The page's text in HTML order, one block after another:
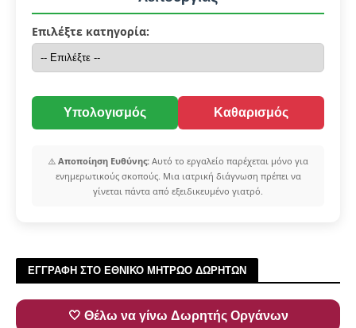
Επιλέξτε κατηγορία:
Υπολογισμός Καθαρισμός
⚠️ Αποποίηση Ευθύνης: Αυτό το εργαλείο παρέχεται μόνο για
ενημερωτικούς σκοπούς. Μια ιατρική διάγνωση πρέπει να
γίνεται πάντα από εξειδικευμένο γιατρό.
ΕΓΓΡΑΦΗ ΣΤΟ ΕΘΝΙΚΟ ΜΗΤΡΩΟ ΔΩΡΗΤΩΝ
🤍 Θέλω να γίνω Δωρητής Οργάνων